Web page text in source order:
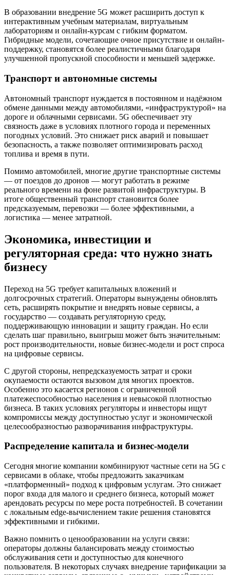
В образовании внедрение 5G может расширить доступ к
интерактивным учебным материалам, виртуальным
лабораториям и онлайн-курсам с гибким форматом.
Гибридные модели, сочетающие очное присутствие и онлайн-
поддержку, становятся более реалистичными благодаря
улучшенной пропускной способности и меньшей задержке.
Транспорт и автономные системы
Автономный транспорт нуждается в постоянном и надёжном
обмене данными между автомобилями, «инфраструктурой» на
дороге и облачными сервисами. 5G обеспечивает эту
связность даже в условиях плотного города и переменных
погодных условий. Это снижает риск аварий и повышает
безопасность, а также позволяет оптимизировать расход
топлива и время в пути.
Помимо автомобилей, многие другие транспортные системы
— от поездов до дронов — могут работать в режиме
реального времени на фоне развитой инфраструктуры. В
итоге общественный транспорт становится более
предсказуемым, перевозки — более эффективными, а
логистика — менее затратной.
Экономика, инвестиции и
регуляторная среда: что нужно знать
бизнесу
Переход на 5G требует капитальных вложений и
долгосрочных стратегий. Операторы вынуждены обновлять
сеть, расширять покрытие и внедрять новые сервисы, а
государство — создавать регуляторную среду,
поддерживающую инновации и защиту граждан. Но если
сделать шаг правильно, выигрыш может быть значительным:
рост производительности, новые бизнес-модели и рост спроса
на цифровые сервисы.
С другой стороны, непредсказуемость затрат и сроки
окупаемости остаются вызовом для многих проектов.
Особенно это касается регионов с ограниченной
платежеспособностью населения и невысокой плотностью
бизнеса. В таких условиях регуляторы и инвесторы ищут
компромиссы между доступностью услуг и экономической
целесообразностью разворачивания инфраструктуры.
Распределение капитала и бизнес-модели
Сегодня многие компании комбинируют частные сети на 5G с
сервисами в облаке, чтобы предложить заказчикам
«платформенный» подход к цифровым услугам. Это снижает
порог входа для малого и среднего бизнеса, который может
арендовать ресурсы по мере роста потребностей. В сочетании
с локальным edge-вычислением такие решения становятся
эффективными и гибкими.
Важно помнить о ценообразовании на услуги связи:
операторы должны балансировать между стоимостью
обслуживания сети и доступностью для конечного
пользователя. В некоторых случаях внедрение тарификации за